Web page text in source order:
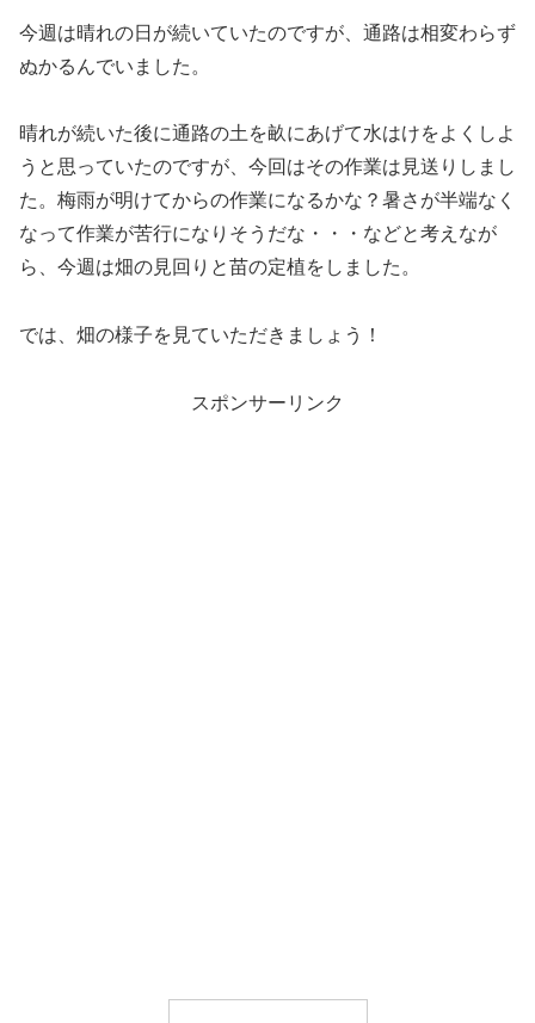
今週は晴れの日が続いていたのですが、通路は相変わらず
ぬかるんでいました。
晴れが続いた後に通路の土を畝にあげて水はけをよくしよ
うと思っていたのですが、今回はその作業は見送りしまし
た。梅雨が明けてからの作業になるかな？暑さが半端なく
なって作業が苦行になりそうだな・・・などと考えなが
ら、今週は畑の見回りと苗の定植をしました。
では、畑の様子を見ていただきましょう！
スポンサーリンク